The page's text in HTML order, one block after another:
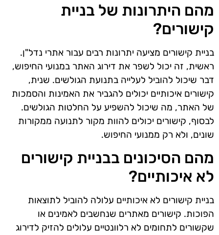
מהם היתרונות של בניית
קישורים?
בניית קישורים מציעה יתרונות רבים עבור אתרי נדל"ן.
ראשית, זה יכול לשפר את דירוג האתר במנועי החיפוש,
דבר שיכול להוביל לעלייה בתנועת הגולשים. שנית,
קישורים איכותיים יכולים להגביר את האמינות והסמכות
של האתר, מה שיכול להשפיע על החלטות הגולשים.
לבסוף, קישורים יכולים להוות מקור לתנועה ממקורות
שונים, ולא רק ממנועי החיפוש.
מהם הסיכונים בבניית קישורים
לא איכותיים?
בניית קישורים לא איכותיים עלולה להוביל לתוצאות
הפוכות. קישורים מאתרים שנחשבים לאמינים או
שקשורים לתחומים לא רלוונטיים עלולים להזיק לדירוג